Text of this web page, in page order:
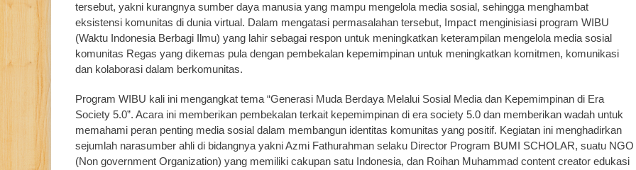
tersebut, yakni kurangnya sumber daya manusia yang mampu mengelola media sosial, sehingga menghambat
eksistensi komunitas di dunia virtual. Dalam mengatasi permasalahan tersebut, Impact menginisiasi program WIBU
(Waktu Indonesia Berbagi Ilmu) yang lahir sebagai respon untuk meningkatkan keterampilan mengelola media sosial
komunitas Regas yang dikemas pula dengan pembekalan kepemimpinan untuk meningkatkan komitmen, komunikasi
dan kolaborasi dalam berkomunitas.
Program WIBU kali ini mengangkat tema “Generasi Muda Berdaya Melalui Sosial Media dan Kepemimpinan di Era
Society 5.0”. Acara ini memberikan pembekalan terkait kepemimpinan di era society 5.0 dan memberikan wadah untuk
memahami peran penting media sosial dalam membangun identitas komunitas yang positif. Kegiatan ini menghadirkan
sejumlah narasumber ahli di bidangnya yakni Azmi Fathurahman selaku Director Program BUMI SCHOLAR, suatu NGO
(Non government Organization) yang memiliki cakupan satu Indonesia, dan Roihan Muhammad content creator edukasi